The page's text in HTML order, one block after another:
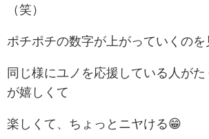
（笑）
ポチポチの数字が上がっていくのを
同じ様にユノを応援している人がた
が嬉しくて
楽しくて、ちょっとニヤける😁